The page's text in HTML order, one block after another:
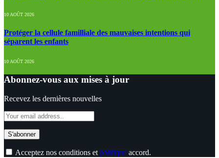
10 AOÛT 2026
Protéger la cellule familliale des mauvaises intentions qui
séparent les enfants
10 AOÛT 2026
Abonnez-vous aux mises à jour
Recevez les dernières nouvelles
Acceptez nos conditions et politique accord.